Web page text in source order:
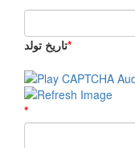
تاریخ تولد*
*